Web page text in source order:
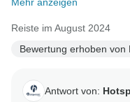
Reiste im August 2024
Bewertung erhoben von
Antwort von: